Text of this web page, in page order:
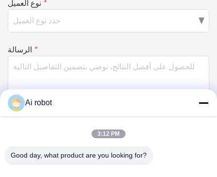
نوع العميل *
الرسالة *
Ai robot
3:12 PM
Good day, what product are you looking for?